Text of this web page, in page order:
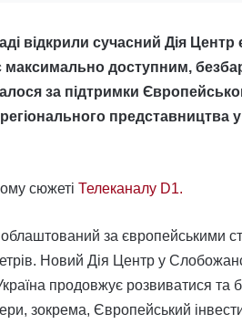
відкрили сучасний Дія Центр
максимально доступним,
за підтримки
представництва
сюжеті Телеканалу D1.
облаштований за європейськими
Новий Дія Центр у
продовжує розвиватися
зокрема, Європейський